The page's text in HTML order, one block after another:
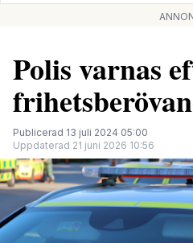
Polis varnas
Publicerad 13 juli 2024 05:00
Uppdaterad 21 juni 2026 10:56